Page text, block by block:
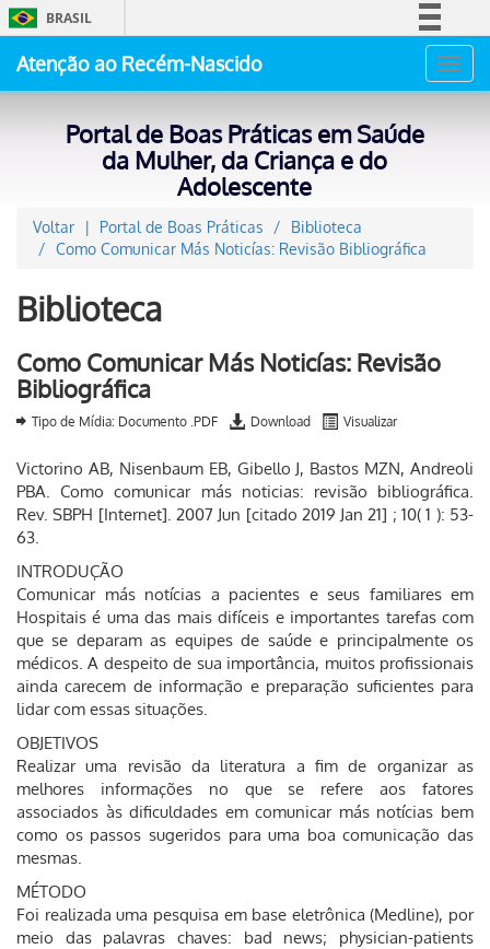
BRASIL
Acesso à informação
Atenção ao Recém-Nascido
Portal de Boas Práticas em Saúde
da Mulher, da Criança e do
Adolescente
Voltar Portal de Boas Práticas
Biblioteca
Como Comunicar Más Noticías: Revisão Bibliográfica
Biblioteca
Como Comunicar Más Noticías: Revisão
Bibliográfica
Tipo de Mídia: Documento .PDF Download Visualizar
Victorino AB, Nisenbaum EB, Gibello J, Bastos MZN, Andreoli
PBA. Como comunicar más noticias: revisão bibliográfica.
Rev. SBPH [Internet]. 2007 Jun [citado 2019 Jan 21] ; 10( 1 ): 53-
63.
INTRODUÇÃO
Comunicar más notícias a pacientes e seus familiares em
Hospitais é uma das mais difíceis e importantes tarefas com
que se deparam as equipes de saúde e principalmente os
médicos. A despeito de sua importância, muitos profissionais
ainda carecem de informação e preparação suficientes para
lidar com essas situações.
OBJETIVOS
Realizar uma revisão da literatura a fim de organizar as
melhores informações no que se refere aos fatores
associados às dificuldades em comunicar más notícias bem
como os passos sugeridos para uma boa comunicação das
mesmas.
MÉTODO
Foi realizada uma pesquisa em base eletrônica (Medline), por
meio das palavras chaves: bad news; physician-patients